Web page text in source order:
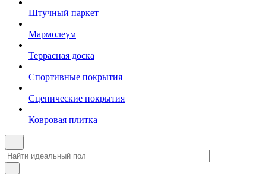
Штучный паркет
Мармолеум
Террасная доска
Спортивные покрытия
Сценические покрытия
Ковровая плитка